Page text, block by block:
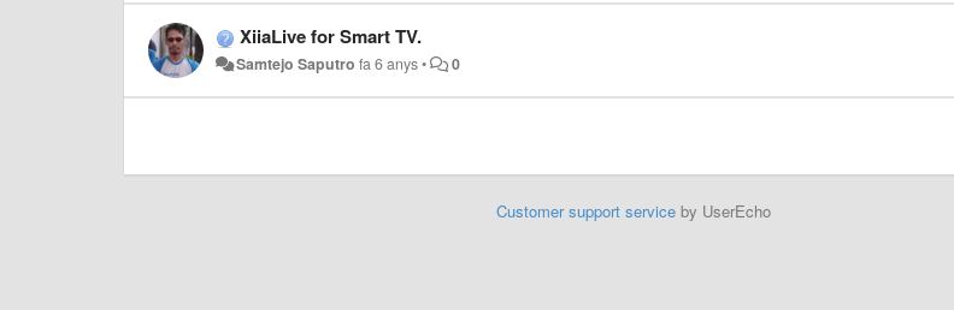
XiiaLive for Smart TV.
Samtejo Saputro fa 6 anys• 0
Customer support serviceby UserEcho